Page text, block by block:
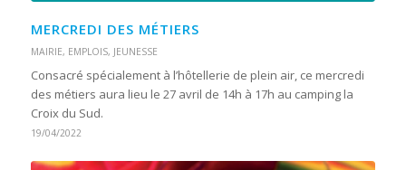
MERCREDI DES MÉTIERS
MAIRIE, EMPLOIS, JEUNESSE
Consacré spécialement à l’hôtellerie de plein air, ce mercredi
des métiers aura lieu le 27 avril de 14h à 17h au camping la
Croix du Sud.
19/04/2022